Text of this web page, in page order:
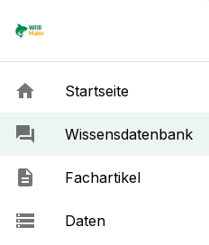
Startseite
Wissensdatenbank
Fachartikel
Daten